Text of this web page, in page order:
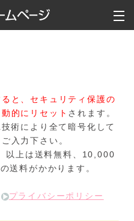
と、セキュリティ保護の
的にリセット されます。
術により全て暗号化して
入力下さい。
以上は送料無料、10,000
送料がかかります。
プライバシーポリシー